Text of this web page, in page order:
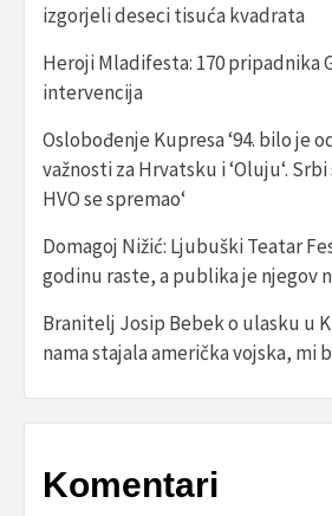
izgorjeli deseci tisuća kvadrata
Heroji Mladifesta: 170 pripadnika
intervencija
Oslobođenje Kupresa ‘94. bilo je
važnosti za Hrvatsku i ‘Oluju‘.
HVO se spremao‘
Domagoj Nižić: Ljubuški Teatar
godinu raste, a publika je njegov
Branitelj Josip Bebek o ulasku u
nama stajala američka vojska, mi
Komentari